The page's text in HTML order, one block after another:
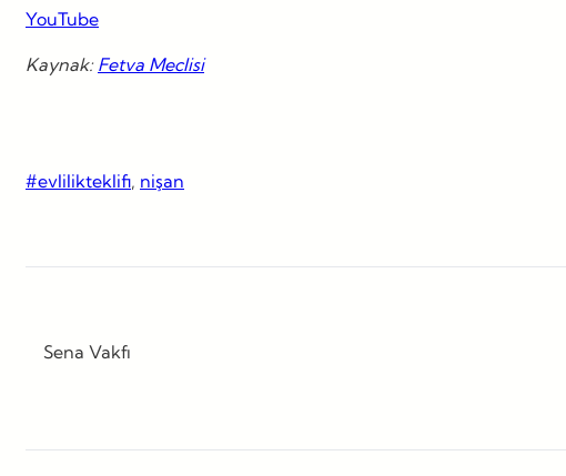
YouTube
Kaynak: Fetva Meclisi
#evlilikteklifi, nişan
Sena Vakfı